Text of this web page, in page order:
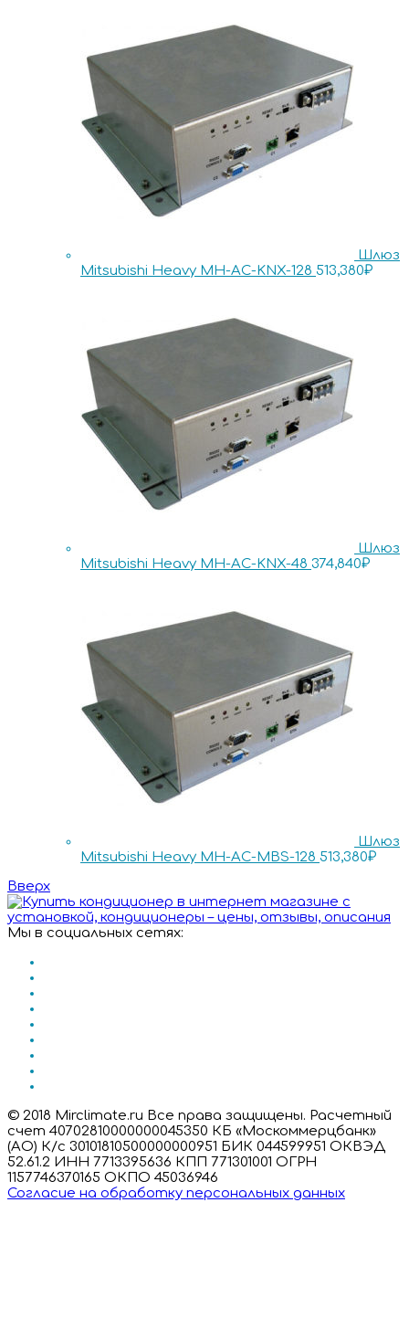
Шлюз
Mitsubishi Heavy MH-AC-KNX-128 513,380₽
Шлюз
Mitsubishi Heavy MH-AC-KNX-48 374,840₽
Шлюз
Mitsubishi Heavy MH-AC-MBS-128 513,380₽
Вверх
Мы в социальных сетях:
© 2018 Mirclimate.ru Все права защищены. Расчетный
счет 40702810000000045350 КБ «Москоммерцбанк»
(АО) К/с 30101810500000000951 БИК 044599951 ОКВЭД
52.61.2 ИНН 7713395636 КПП 771301001 ОГРН
1157746370165 ОКПО 45036946
Согласие на обработку персональных данных